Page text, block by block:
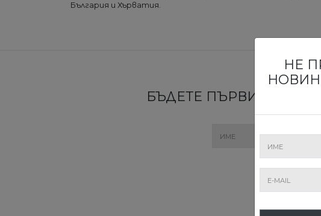
България и Хърватия.
БЪДЕТЕ ПЪРВИТЕ,
НЕ